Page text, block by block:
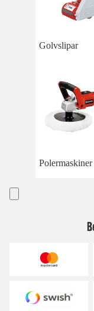
Golvslipar
Polermaskiner